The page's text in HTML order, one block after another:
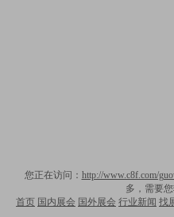
您正在访问： http://www.c8f.com/
多，需要
首页 国内展会 国外展会 行业新闻 找